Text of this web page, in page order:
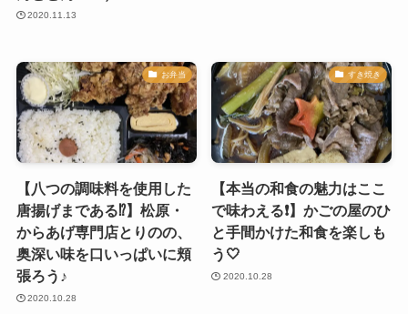
2020.11.13
お弁当
【八つの調味料を使用した
唐揚げまである⁉️】松原・
からあげ専門店とりのの、
奥深い味を口いっぱいに頬
張ろう♪
2020.10.28
すき焼き
【本当の和食の魅力はここ
で味わえる❗️】かごの屋のひ
と手間かけた和食を楽しも
う🤍
2020.10.28